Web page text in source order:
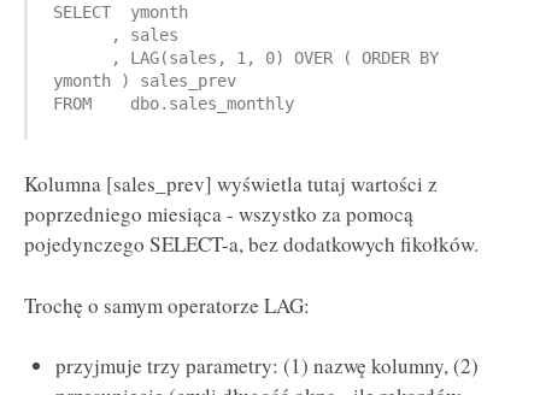
SELECT  ymonth
, sales
, LAG(sales, 1, 0) OVER ( ORDER BY
ymonth ) sales_prev
FROM    dbo.sales_monthly
Kolumna [sales_prev] wyświetla tutaj wartości z
poprzedniego miesiąca - wszystko za pomocą
pojedynczego SELECT-a, bez dodatkowych fikołków.
Trochę o samym operatorze LAG:
przyjmuje trzy parametry: (1) nazwę kolumny, (2)